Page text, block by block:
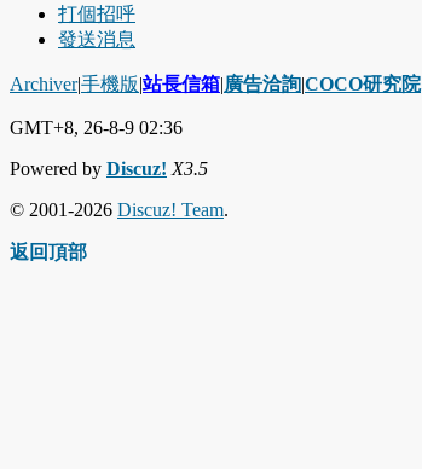
打個招呼
發送消息
Archiver|手機版|站長信箱|廣告洽詢|COCO研究院
GMT+8, 26-8-9 02:36
Powered by Discuz! X3.5
© 2001-2026 Discuz! Team.
返回頂部